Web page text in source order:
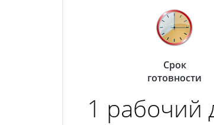
Срок
готовности
1 рабочий